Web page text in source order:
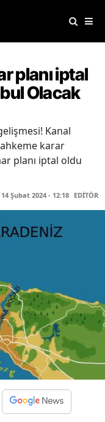
planı iptal
Olacak
Kanal
karar
planı iptal oldu
14 Şubat 2024 - 12:18